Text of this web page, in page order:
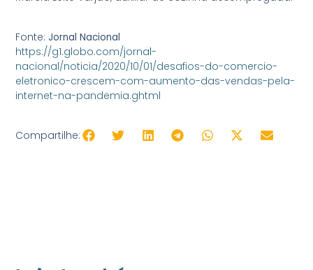
Fonte: Jornal Nacional
https://g1.globo.com/jornal-
nacional/noticia/2020/10/01/desafios-do-comercio-
eletronico-crescem-com-aumento-das-vendas-pela-
internet-na-pandemia.ghtml
Compartilhe: